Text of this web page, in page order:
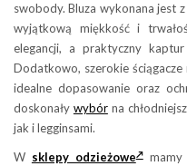
swobody. Bluza wykonana jest
wyjątkową miękkość i
elegancji, a praktyczny
Dodatkowo, szerokie
idealne dopasowanie oraz
doskonały wybórna
jak i legginsami.
W sklepy odzieżowe mamy